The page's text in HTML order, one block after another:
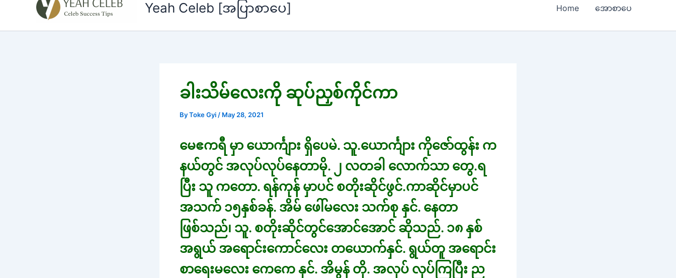
Yeah Celeb [အပြာစာပေ] Home အောစာပေ
ခါးသိမ်လေးကို ဆုပ်ညှစ်ကိုင်ကာ
ByToke Gyi / May 28, 2021
မေဧကရီ မှာ ယောင်္ကျား ရှိပေမဲ. သူ.ယောင်္ကျား ကိုဇော်ထွန်း က
နယ်တွင် အလုပ်လုပ်နေတာမို. ၂ လတခါ လောက်သာ တွေ.ရ
ပြီး သူ ကတော. ရန်ကုန် မှာပင် စတိုးဆိုင်ဖွင်.ကာဆိုင်မှာပင်
အသက် ၁၅နှစ်ခန်. အိမ် ဖေါ်မလေး သက်စု နှင်. နေတာ
ဖြစ်သည်၊ သူ. စတိုးဆိုင်တွင်အောင်အောင် ဆိုသည်. ၁၈ နှစ်
အရွယ် အရောင်းကောင်လေး တယောက်နှင်. ရွယ်တူ အရောင်း
စာရေးမလေး ကေကေ နှင်. အိမွန် တို. အလုပ် လုပ်ကြပြီး ည